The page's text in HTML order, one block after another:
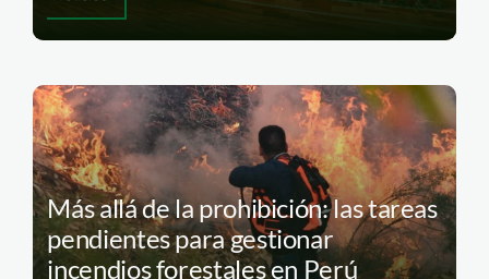
Más allá de la prohibición: las tareas
pendientes para gestionar
incendios forestales en Perú